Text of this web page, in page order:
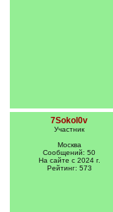
7Sokol0v
Участник
Москва
Сообщений: 50
На сайте с 2024 г.
Рейтинг: 573